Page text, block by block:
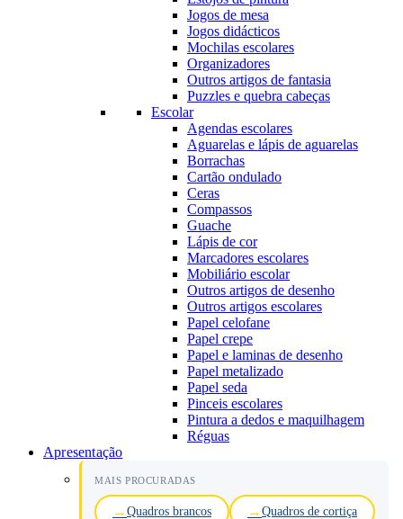
Jogos de mesa
Jogos didácticos
Mochilas escolares
Organizadores
Outros artigos de fantasia
Puzzles e quebra cabeças
Escolar
Agendas escolares
Aguarelas e lápis de aguarelas
Borrachas
Cartão ondulado
Ceras
Compassos
Guache
Lápis de cor
Marcadores escolares
Mobiliário escolar
Outros artigos de desenho
Outros artigos escolares
Papel celofane
Papel crepe
Papel e laminas de desenho
Papel metalizado
Papel seda
Pinceis escolares
Pintura a dedos e maquilhagem
Réguas
Apresentação
MAIS PROCURADAS
Quadros brancos Quadros de cortiça